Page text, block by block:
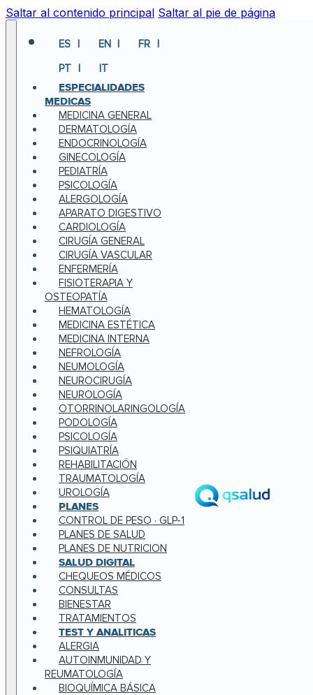
Saltar al contenido principal Saltar al pie de página
ES EN
FR
PT
IT
ESPECIALIDADES
MEDICAS
MEDICINA GENERAL
DERMATOLOGÍA
ENDOCRINOLOGÍA
GINECOLOGÍA
PEDIATRÍA
PSICOLOGÍA
ALERGOLOGÍA
APARATO DIGESTIVO
CARDIOLOGÍA
CIRUGÍA GENERAL
CIRUGÍA VASCULAR
ENFERMERÍA
FISIOTERAPIA Y
OSTEOPATÍA
HEMATOLOGÍA
MEDICINA ESTÉTICA
MEDICINA INTERNA
NEFROLOGÍA
NEUMOLOGÍA
NEUROCIRUGÍA
NEUROLOGÍA
OTORRINOLARINGOLOGÍA
PODOLOGÍA
PSICOLOGÍA
PSIQUIATRÍA
REHABILITACIÓN
TRAUMATOLOGÍA
UROLOGÍA
PLANES
CONTROL DE PESO · GLP-1
PLANES DE SALUD
PLANES DE NUTRICION
SALUD DIGITAL
CHEQUEOS MÉDICOS
CONSULTAS
BIENESTAR
TRATAMIENTOS
TEST Y ANALITICAS
ALERGIA
AUTOINMUNIDAD Y
REUMATOLOGÍA
BIOQUÍMICA BÁSICA